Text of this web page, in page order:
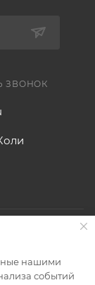
ЗВОНОК
нашими
событий